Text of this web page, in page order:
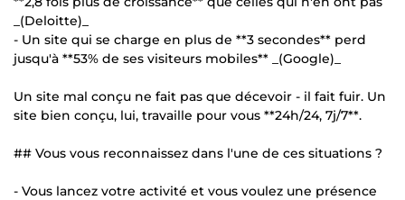
_(Deloitte)_
- Un site qui se charge en plus de **3 secondes** perd
jusqu'à **53% de ses visiteurs mobiles** _(Google)_
Un site mal conçu ne fait pas que décevoir - il fait fuir. Un
site bien conçu, lui, travaille pour vous **24h/24, 7j/7**.
## Vous vous reconnaissez dans l'une de ces situations ?
- Vous lancez votre activité et vous voulez une présence